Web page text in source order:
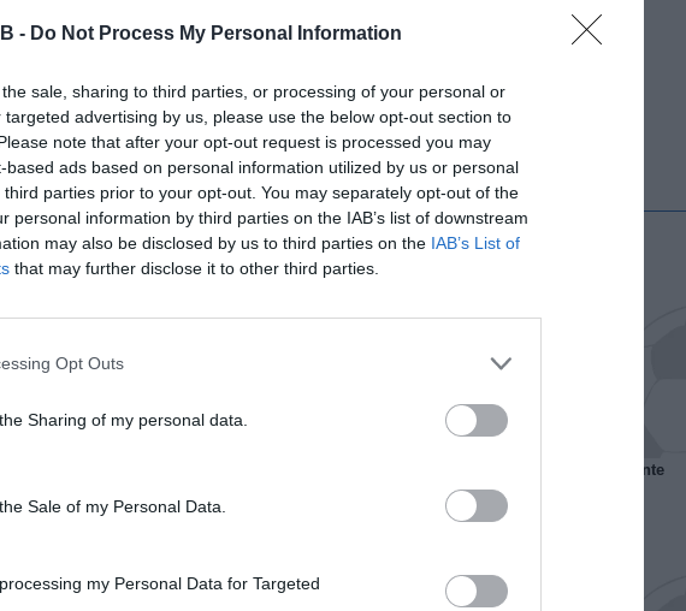
- Do Not Process My Personal Information
sale, sharing to third parties, or processing of your personal or
advertising by us, please use the below opt-out section to
note that after your opt-out request is processed you may
ads based on personal information utilized by us or personal
parties prior to your opt-out. You may separately opt-out of the
personal information by third parties on the IAB’s list of downstream
may also be disclosed by us to third parties on the IAB’s List of
that may further disclose it to other third parties.
Opt Outs
Sharing of my personal data.
Sale of my Personal Data.
my Personal Data for Targeted
Francia, il Marsiglia senza presidente